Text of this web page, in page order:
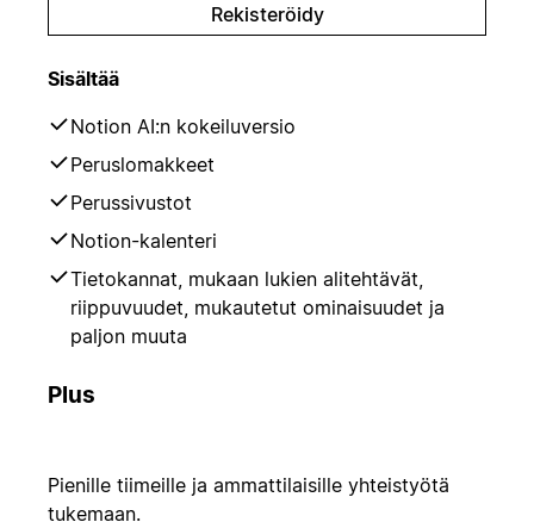
Rekisteröidy
Sisältää
Notion AI:n kokeiluversio
Peruslomakkeet
Perussivustot
Notion-kalenteri
Tietokannat, mukaan lukien alitehtävät,
riippuvuudet, mukautetut ominaisuudet ja
paljon muuta
Plus
Pienille tiimeille ja ammattilaisille yhteistyötä
tukemaan.